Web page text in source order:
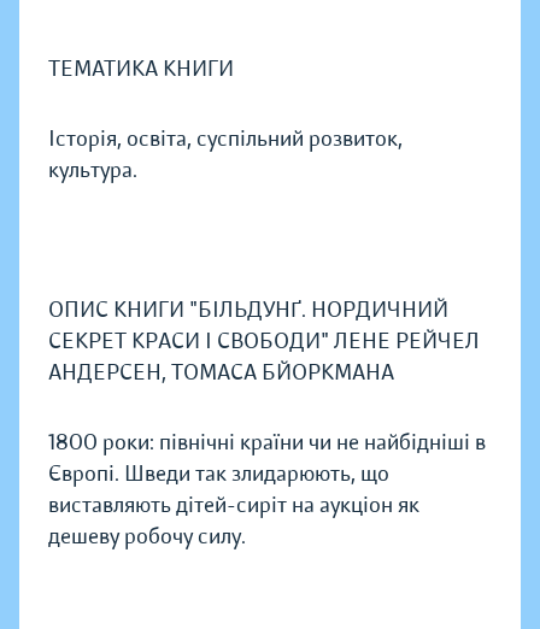
ТЕМАТИКА КНИГИ
Історія, освіта, суспільний розвиток,
культура.
ОПИС КНИГИ "БІЛЬДУНҐ. НОРДИЧНИЙ
СЕКРЕТ КРАСИ І СВОБОДИ" ЛЕНЕ РЕЙЧЕЛ
АНДЕРСЕН, ТОМАСА БЙОРКМАНА
1800 роки: північні країни чи не найбідніші в
Європі. Шведи так злидарюють, що
виставляють дітей-сиріт на аукціон як
дешеву робочу силу.